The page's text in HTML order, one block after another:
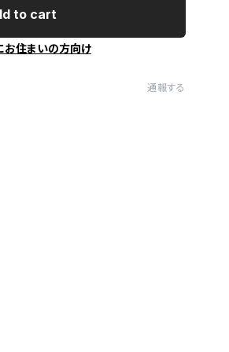
to cart
お住まいの方向け
通報する